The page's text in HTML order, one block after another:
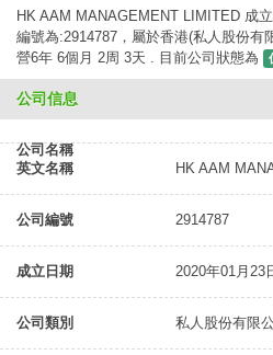
HK AAM MANAGEMENT LIMITED 成
編號為:2914787，屬於香港(私人股份有
營6年 6個月 2周 3天 . 目前公司狀態為
公司信息
公司名稱
英文名稱
HK AAM
公司編號 2914787
成立日期 2020年01月23
公司類別 私人股份有限